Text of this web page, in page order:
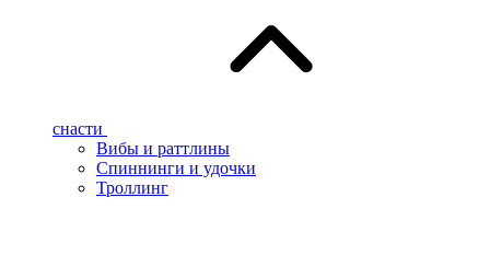
снасти
Вибы и раттлины
Спиннинги и удочки
Троллинг